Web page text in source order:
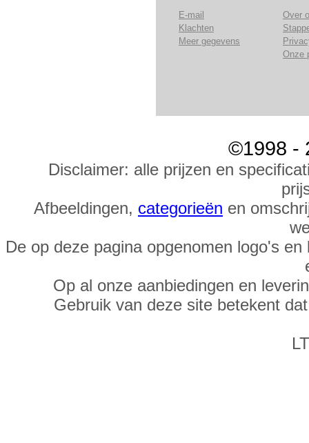
E-mail
Klachten
Meer gegevens
Over
Onze
©1998 -
Disclaimer: alle prijzen en
Afbeeldingen, categorieën en
De op deze pagina opgenomen logo's
Op al onze aanbiedingen en
Gebruik van deze site betekent